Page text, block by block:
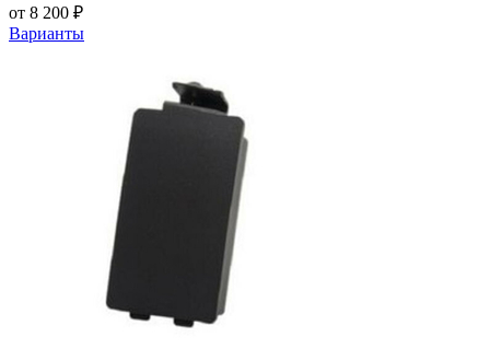
от 8 200 ₽
Варианты